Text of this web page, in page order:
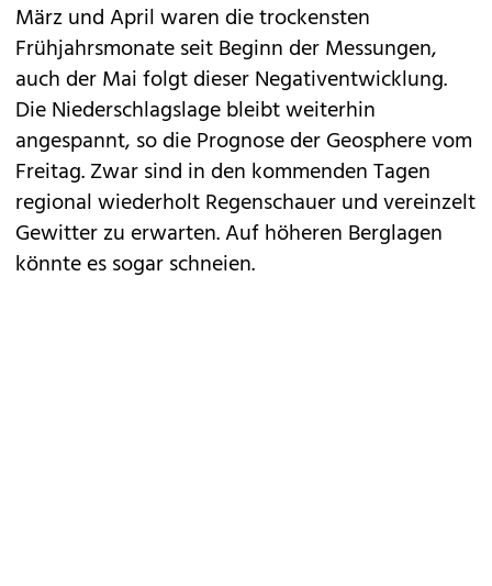
März und April waren die trockensten
Frühjahrsmonate seit Beginn der Messungen,
auch der Mai folgt dieser Negativentwicklung.
Die Niederschlagslage bleibt weiterhin
angespannt, so die Prognose der Geosphere vom
Freitag. Zwar sind in den kommenden Tagen
regional wiederholt Regenschauer und vereinzelt
Gewitter zu erwarten. Auf höheren Berglagen
könnte es sogar schneien.